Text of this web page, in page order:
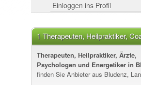
Einloggen ins Profil
1 Therapeuten, Heilpraktiker,
Energetiker in Bludenz
Therapeuten, Heilpraktiker, Ärzte,
Psychologen und Energetiker in
finden Sie Anbieter aus Bludenz,